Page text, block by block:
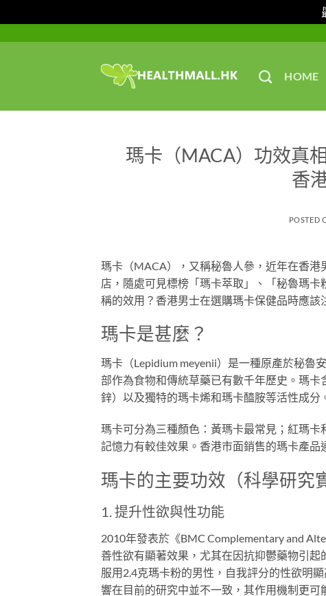
HOME
瑪卡（MACA）功效真
香
POSTED
瑪卡（MACA），又稱秘魯人參，近年在香
店，隨處可見標榜「瑪卡萃取」、「秘魯瑪
稱的效用？香港男士在選購瑪卡保健品時應
瑪卡是甚麼？
瑪卡（Lepidium meyenii）是一種原產於秘魯
部作為食物和傳統草藥已有數千年歷史。瑪
鋅）以及獨特的瑪卡烯和瑪卡醯胺等活性成分
瑪卡可分為三種顏色：黃瑪卡最常見；紅瑪
記憶力有較佳效果。香港市面銷售的瑪卡產品
瑪卡的主要功效（科學研究
1. 提升性欲與性功能
2010年發表於《BMC Complementary and
善性欲有顯著效果，尤其在因抗抑鬱藥物引
服用2.4克瑪卡粉的男性，自我評分的性欲明
響在目前的研究中並不一致，其作用機制更